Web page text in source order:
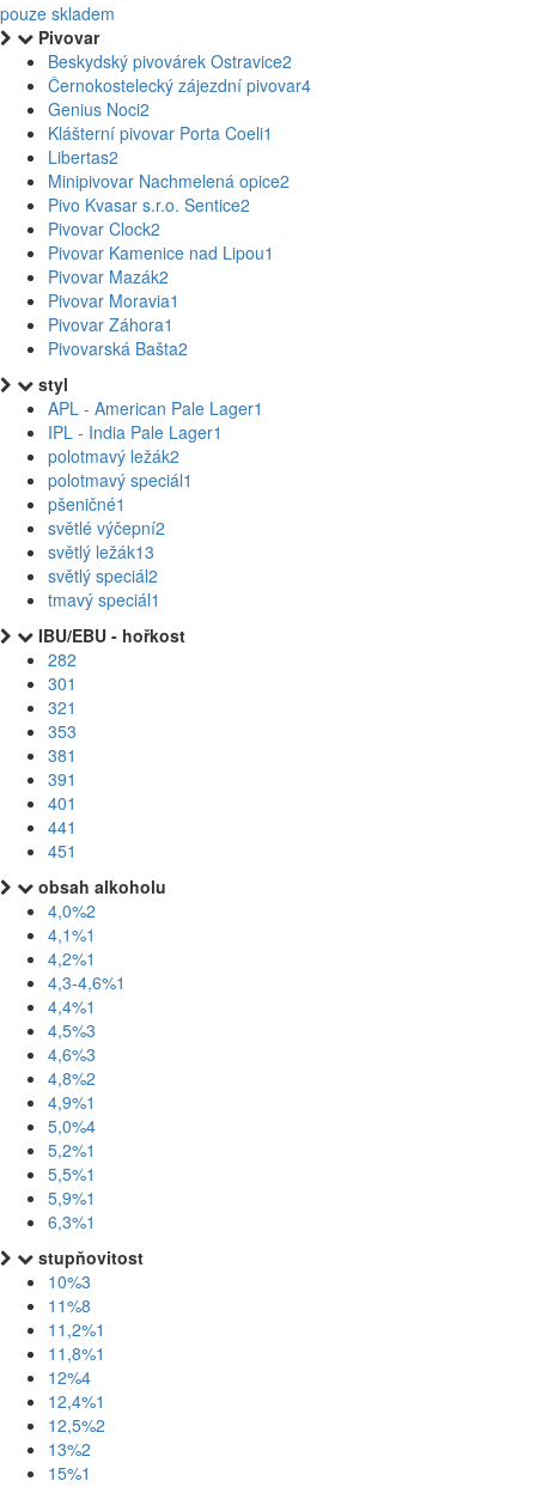
pouze skladem
Pivovar
Beskydský pivovárek Ostravice2
Černokostelecký zájezdní pivovar4
Genius Noci2
Klášterní pivovar Porta Coeli1
Libertas2
Minipivovar Nachmelená opice2
Pivo Kvasar s.r.o. Sentice2
Pivovar Clock2
Pivovar Kamenice nad Lipou1
Pivovar Mazák2
Pivovar Moravia1
Pivovar Záhora1
Pivovarská Bašta2
styl
APL - American Pale Lager1
IPL - India Pale Lager1
polotmavý ležák2
polotmavý speciál1
pšeničné1
světlé výčepní2
světlý ležák13
světlý speciál2
tmavý speciál1
IBU/EBU - hořkost
282
301
321
353
381
391
401
441
451
obsah alkoholu
4,0%2
4,1%1
4,2%1
4,3-4,6%1
4,4%1
4,5%3
4,6%3
4,8%2
4,9%1
5,0%4
5,2%1
5,5%1
5,9%1
6,3%1
stupňovitost
10%3
11%8
11,2%1
11,8%1
12%4
12,4%1
12,5%2
13%2
15%1